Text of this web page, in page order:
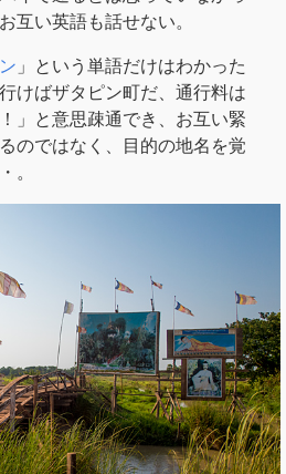
互い英語も話せない。
」という単語だけはわかった
けばザタピン町だ、通行料は
」と意思疎通でき、お互い緊
のではなく、目的の地名を覚
。